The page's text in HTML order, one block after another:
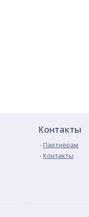
Контакты
Партнёрам
Контакты